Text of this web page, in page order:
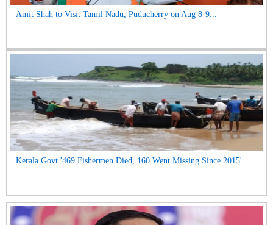
Amit Shah to Visit Tamil Nadu, Puducherry on Aug 8-9...
Kerala Govt '469 Fishermen Died, 160 Went Missing Since 2015'...